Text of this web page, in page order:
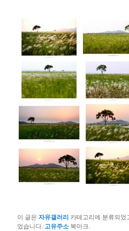
이 글은자유갤러리 카테고리에 분류되었
었습니다. 고유주소 북마크.